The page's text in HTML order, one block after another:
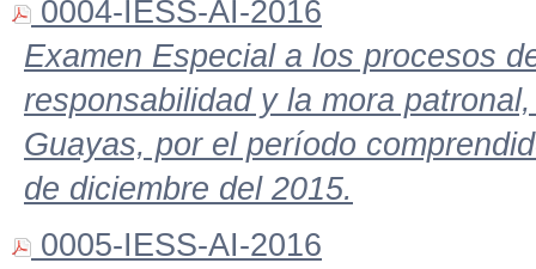
0004-IESS-AI-2016
Examen Especial a los procesos
responsabilidad y la mora
Guayas, por el período
de diciembre del 2015.
0005-IESS-AI-2016